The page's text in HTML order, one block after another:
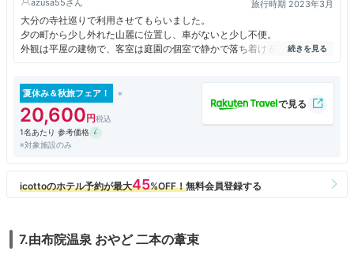
azusa55 旅行時期 2023年3月
大分の寺社巡りで利用させてもらいました。
夕の町から少し外れた山麗に位置し、車がないと少し不便。
外観は平屋の建物で、客室は庭園の個室で静かで落ち着けるもの。
食事は素材・器・飾りつけも美しく、海外から訪れた方や女性には受ける
但し調理に手をかけ過ぎて素材の持つ美味しさを妨げている。
施設のお風呂は男女露天風呂と露天家族風呂があり、開放的で由布の夜景
や夕陽に照らされる湯布岳の眺望がすばらしい。
利用者は25%が国内、残りは海外からの旅行客の割合。
ロビーには所定時間内フリードリンクのセルフバーがありますが、海外か
多言語でポップを貼っておいて欲しい。
こうした事から評価は低くなります。
宿やスタッフ、料理自体はとてもいいだけに残念です。人気観光地の宿は
夏休み＆秋旅フェア！
20,600
1名あたり 参考価格
※対象施設のみ
7.由布院温泉 おやど 二本の葦束